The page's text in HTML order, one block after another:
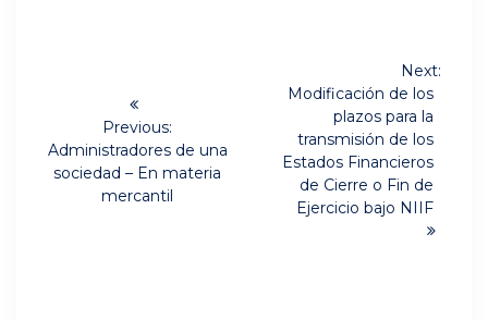
entradas
Previous:
Previous
post:
Administradores de una
sociedad – En materia
mercantil
Next:
NextModificación de los
plazos para la
transmisión de los
Estados Financieros
de Cierre o Fin de
Ejercicio bajo NIIF